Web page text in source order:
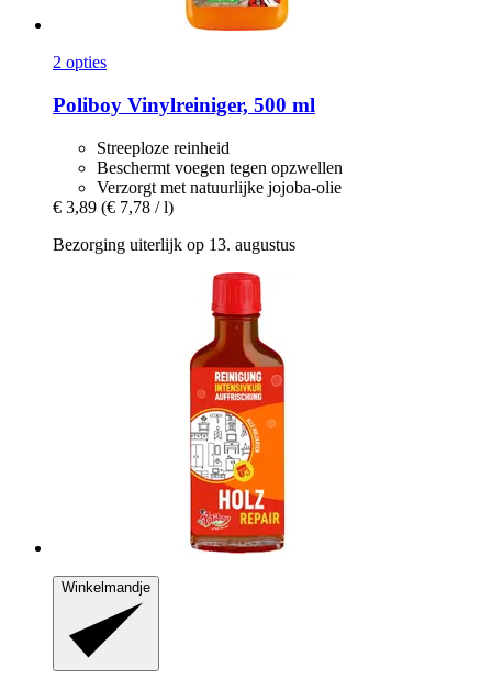
2 opties
Poliboy Vinylreiniger, 500 ml
Streeploze reinheid
Beschermt voegen tegen opzwellen
Verzorgt met natuurlijke jojoba-olie
€ 3,89 (€ 7,78 / l)
Bezorging uiterlijk op 13. augustus
Winkelmandje